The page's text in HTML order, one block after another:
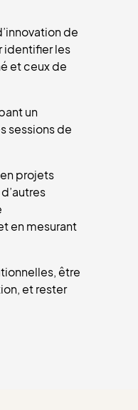
de
identifier les
et ceux de
un
sessions de
projets
en mesurant
être
et rester